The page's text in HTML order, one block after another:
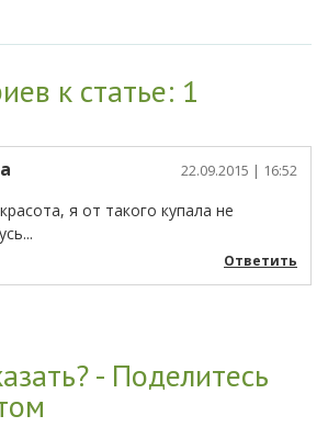
к статье: 1
22.09.2015 | 16:52
я от такого купала не
Ответить
- Поделитесь